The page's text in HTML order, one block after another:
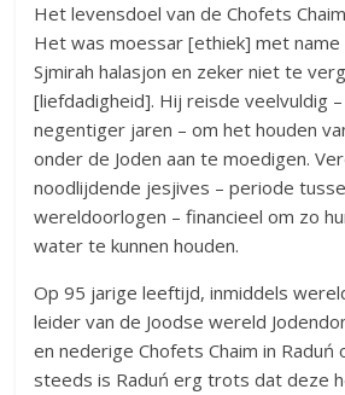
Het levensdoel van de Chofets
Het was moessar [ethiek] met name
Sjmirah halasjon en zeker niet te
[liefdadigheid]. Hij reisde veelvuldig
negentiger jaren – om het houden
onder de Joden aan te moedigen.
noodlijdende jesjives – periode
wereldoorlogen – financieel om zo
water te kunnen houden.
Op 95 jarige leeftijd, inmiddels
leider van de Joodse wereld
en nederige Chofets Chaim in Raduń
steeds is Raduń erg trots dat deze